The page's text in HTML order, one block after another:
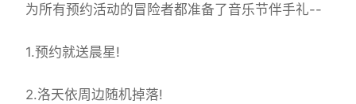
为所有预约活动的冒险者都准备了音乐节伴手礼--
1.预约就送晨星!
2.洛天依周边随机掉落!